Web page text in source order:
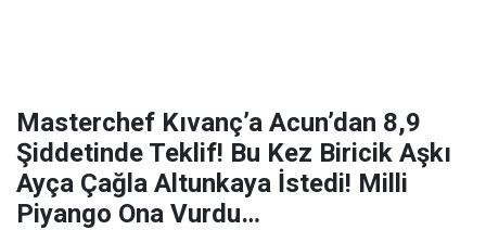
Masterchef Kıvanç’a Acun’dan 8,9
Şiddetinde Teklif! Bu Kez Biricik Aşkı
Ayça Çağla Altunkaya İstedi! Milli
Piyango Ona Vurdu…